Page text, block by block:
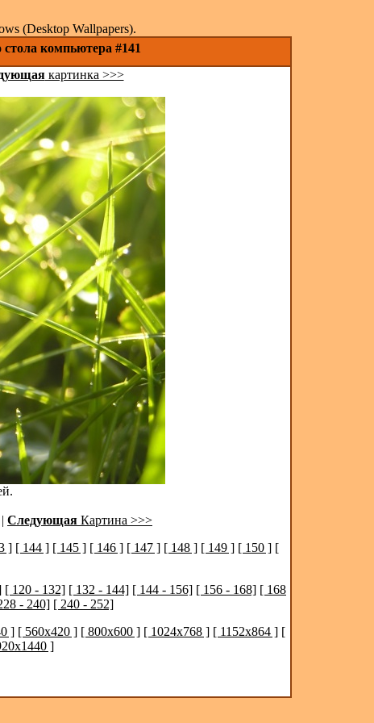
(Desktop Wallpapers).
компьютера #141
картинка >>>
Следующая Картина >>>
] [ 144 ] [ 145 ] [ 146 ] [ 147 ] [ 148 ] [ 149 ] [ 150 ] [
[ 120 - 132] [ 132 - 144] [ 144 - 156] [ 156 - 168] [ 168
- 240] [ 240 - 252]
] [ 560x420 ] [ 800x600 ] [ 1024x768 ] [ 1152x864 ] [
]